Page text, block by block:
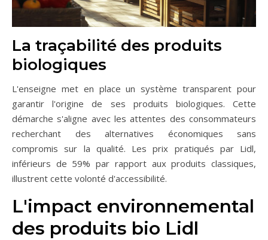
La traçabilité des produits
biologiques
L'enseigne met en place un système transparent pour
garantir l'origine de ses produits biologiques. Cette
démarche s'aligne avec les attentes des consommateurs
recherchant des alternatives économiques sans
compromis sur la qualité. Les prix pratiqués par Lidl,
inférieurs de 59% par rapport aux produits classiques,
illustrent cette volonté d'accessibilité.
L'impact environnemental
des produits bio Lidl